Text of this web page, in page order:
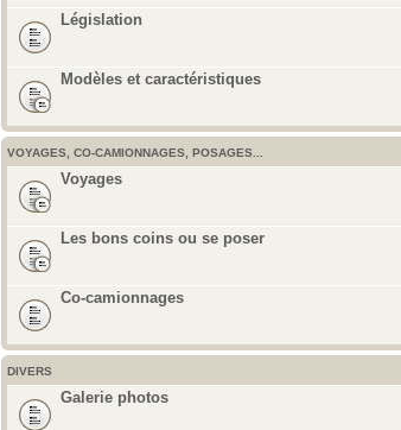
Législation
Modèles et caractéristiques
VOYAGES, CO-CAMIONNAGES, POSAGES...
Voyages
Les bons coins ou se poser
Co-camionnages
DIVERS
Galerie photos